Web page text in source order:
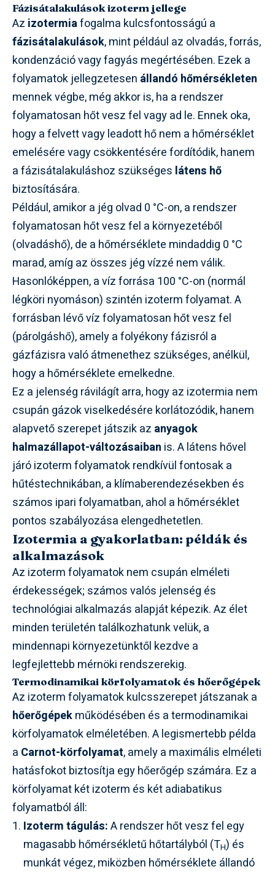
Fázisátalakulások izoterm jellege
Az izotermiafogalma kulcsfontosságú a
fázisátalakulások, mint például az olvadás, forrás,
kondenzáció vagy fagyás megértésében. Ezek a
folyamatok jellegzetesen állandó hőmérsékleten
mennek végbe, még akkor is, ha a rendszer
folyamatosan hőt vesz fel vagy ad le. Ennek oka,
hogy a felvett vagy leadott hő nem a hőmérséklet
emelésére vagy csökkentésére fordítódik, hanem
a fázisátalakuláshoz szükséges látens hő
biztosítására.
Például, amikor a jég olvad 0 °C-on, a rendszer
folyamatosan hőt vesz fel a környezetéből
(olvadáshő), de a hőmérséklete mindaddig 0 °C
marad, amíg az összes jég vízzé nem válik.
Hasonlóképpen, a víz forrása 100 °C-on (normál
légköri nyomáson) szintén izoterm folyamat. A
forrásban lévő víz folyamatosan hőt vesz fel
(párolgáshő), amely a folyékony fázisról a
gázfázisra való átmenethez szükséges, anélkül,
hogy a hőmérséklete emelkedne.
Ez a jelenség rávilágít arra, hogy az izotermia nem
csupán gázok viselkedésére korlátozódik, hanem
alapvető szerepet játszik az anyagok
halmazállapot-változásaiban is. A látens hővel
járó izoterm folyamatok rendkívül fontosak a
hűtéstechnikában, a klímaberendezésekben és
számos ipari folyamatban, ahol a hőmérséklet
pontos szabályozása elengedhetetlen.
Izotermia a gyakorlatban: példák és
alkalmazások
Az izoterm folyamatok nem csupán elméleti
érdekességek; számos valós jelenség és
technológiai alkalmazás alapját képezik. Az élet
minden területén találkozhatunk velük, a
mindennapi környezetünktől kezdve a
legfejlettebb mérnöki rendszerekig.
Termodinamikai körfolyamatok és hőerőgépek
Az izoterm folyamatok kulcsszerepet játszanak a
hőerőgépekműködésében és a termodinamikai
körfolyamatok elméletében. A legismertebb példa
a Carnot-körfolyamat, amely a maximális elméleti
hatásfokot biztosítja egy hőerőgép számára. Ez a
körfolyamat két izoterm és két adiabatikus
folyamatból áll:
Izoterm tágulás:A rendszer hőt vesz fel egy
magasabb hőmérsékletű hőtartályból (TH) és
munkát végez, miközben hőmérséklete állandó